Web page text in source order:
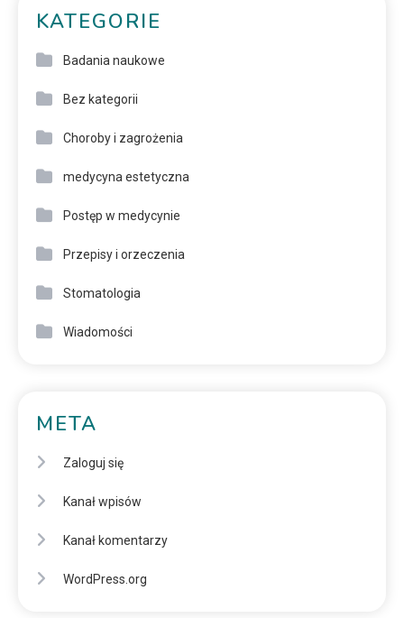
KATEGORIE
Badania naukowe
Bez kategorii
Choroby i zagrożenia
medycyna estetyczna
Postęp w medycynie
Przepisy i orzeczenia
Stomatologia
Wiadomości
META
Zaloguj się
Kanał wpisów
Kanał komentarzy
WordPress.org